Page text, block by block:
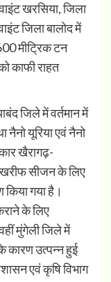
खरसिया, जिला
जिला बालोद में
मीट्रिक टन
काफी राहत
जिले में वर्तमान में
यूरिया एवं नैनो
खैरागढ़-
सीजन के लिए
गया है।
के लिए
मुंगेली जिले में
कारण उत्पन्न हुई
एवं कृषि विभाग